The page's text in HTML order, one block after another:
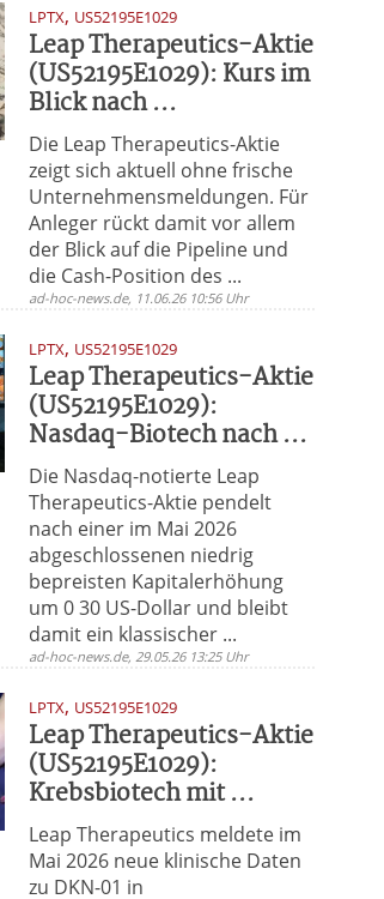
LPTX, US52195E1029
Leap Therapeutics-Aktie
(US52195E1029): Kurs im
Blick nach ...
Die Leap Therapeutics-Aktie
zeigt sich aktuell ohne frische
Unternehmensmeldungen. Für
Anleger rückt damit vor allem
der Blick auf die Pipeline und
die Cash-Position des ...
ad-hoc-news.de, 11.06.26 10:56 Uhr
LPTX, US52195E1029
Leap Therapeutics-Aktie
(US52195E1029):
Nasdaq-Biotech nach ...
Die Nasdaq-notierte Leap
Therapeutics-Aktie pendelt
nach einer im Mai 2026
abgeschlossenen niedrig
bepreisten Kapitalerhöhung
um 0 30 US-Dollar und bleibt
damit ein klassischer ...
ad-hoc-news.de, 29.05.26 13:25 Uhr
LPTX, US52195E1029
Leap Therapeutics-Aktie
(US52195E1029):
Krebsbiotech mit ...
Leap Therapeutics meldete im
Mai 2026 neue klinische Daten
zu DKN-01 in